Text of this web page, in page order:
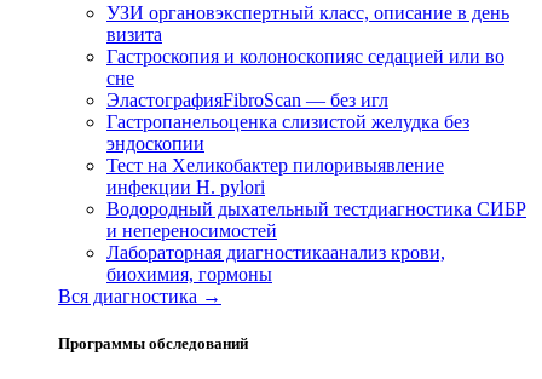
УЗИ органовэкспертный класс, описание в день
визита
Гастроскопия и колоноскопияс седацией или во
сне
ЭластографияFibroScan — без игл
Гастропанельоценка слизистой желудка без
эндоскопии
Тест на Хеликобактер пилоривыявление
инфекции H. pylori
Водородный дыхательный тестдиагностика СИБР
и непереносимостей
Лабораторная диагностикаанализ крови,
биохимия, гормоны
Вся диагностика →
Программы обследований